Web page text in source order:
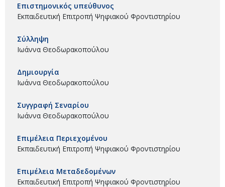
Επιστημονικός υπεύθυνος
Εκπαιδευτική Επιτροπή Ψηφιακού Φροντιστηρίου
Σύλληψη
Ιωάννα Θεοδωρακοπούλου
Δημιουργία
Ιωάννα Θεοδωρακοπούλου
Συγγραφή Σεναρίου
Ιωάννα Θεοδωρακοπούλου
Επιμέλεια Περιεχομένου
Εκπαιδευτική Επιτροπή Ψηφιακού Φροντιστηρίου
Επιμέλεια Μεταδεδομένων
Εκπαιδευτική Επιτροπή Ψηφιακού Φροντιστηρίου